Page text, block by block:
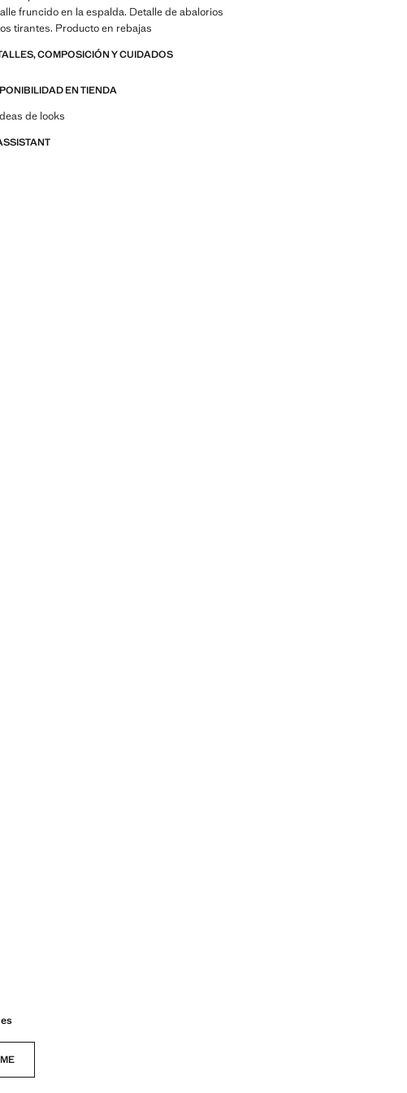
fruncido en la espalda. Detalle de abalorios
tirantes. Producto en rebajas
COMPOSICIÓN Y CUIDADOS
EN TIENDA
por looks, prendas y tendencias
de looks